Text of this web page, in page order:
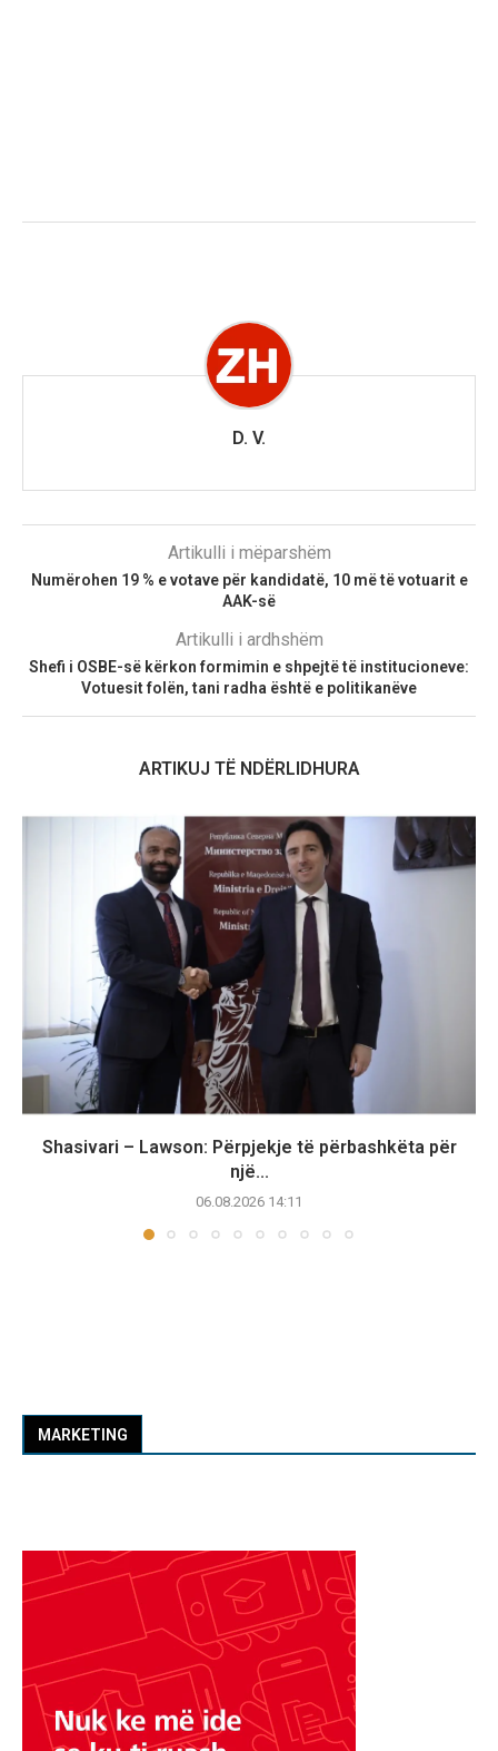
D. V.
Artikulli i mëparshëm
Numërohen 19 % e votave për kandidatë, 10 më të votuarit e
AAK-së
Artikulli i ardhshëm
Shefi i OSBE-së kërkon formimin e shpejtë të institucioneve:
Votuesit folën, tani radha është e politikanëve
ARTIKUJ TË NDËRLIDHURA
Shasivari – Lawson: Përpjekje të përbashkëta për
një...
06.08.2026 14:11
MARKETING